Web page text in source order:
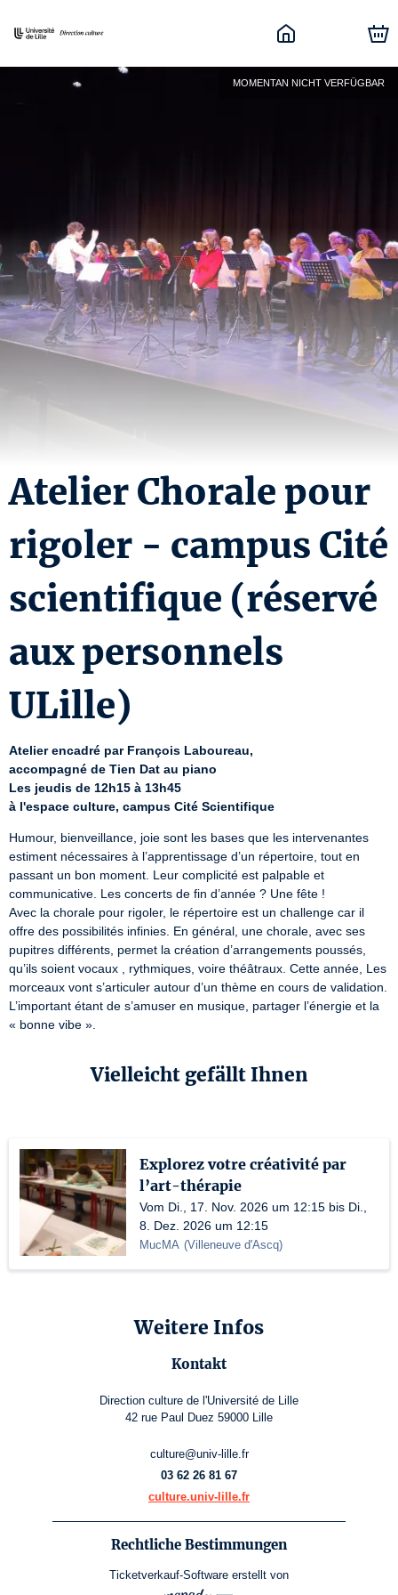
MOMENTAN NICHT VERFÜGBAR
Atelier Chorale pour
rigoler - campus Cité
scientifique (réservé
aux personnels
ULille)
Atelier encadré par François Laboureau,
accompagné de Tien Dat au piano
Les jeudis de 12h15 à 13h45
à l'espace culture, campus Cité Scientifique
Humour, bienveillance, joie sont les bases que les intervenantes
estiment nécessaires à l’apprentissage d’un répertoire, tout en
passant un bon moment. Leur complicité est palpable et
communicative. Les concerts de fin d’année ? Une fête !
Avec la chorale pour rigoler, le répertoire est un challenge car il
offre des possibilités infinies. En général, une chorale, avec ses
pupitres différents, permet la création d’arrangements poussés,
qu’ils soient vocaux , rythmiques, voire théâtraux. Cette année, Les
morceaux vont s’articuler autour d’un thème en cours de validation.
L’important étant de s’amuser en musique, partager l’énergie et la
« bonne vibe ».
Vielleicht gefällt Ihnen
Explorez votre créativité par
l’art-thérapie
Vom Di., 17. Nov. 2026 um 12:15 bis Di.,
8. Dez. 2026 um 12:15
MucMA (Villeneuve d'Ascq)
Weitere Infos
Kontakt
Direction culture de l'Université de Lille
42 rue Paul Duez 59000 Lille
culture@univ-lille.fr
03 62 26 81 67
culture.univ-lille.fr
Rechtliche Bestimmungen
Ticketverkauf-Software erstellt von